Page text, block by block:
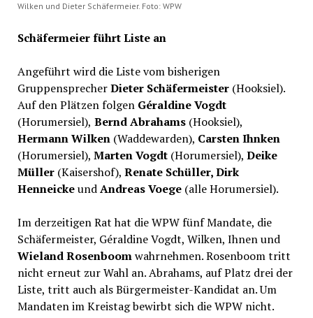
Wilken und Dieter Schäfermeier. Foto: WPW
Schäfermeier führt Liste an
Angeführt wird die Liste vom bisherigen
GruppensprecherDieter Schäfermeister(Hooksiel).
Auf den Plätzen folgen Géraldine Vogdt
(Horumersiel), Bernd Abrahams(Hooksiel),
Hermann Wilken (Waddewarden), Carsten Ihnken
(Horumersiel), Marten Vogdt(Horumersiel), Deike
Müller (Kaisershof), Renate Schüller, Dirk
HenneickeundAndreas Voege(alle Horumersiel).
Im derzeitigen Rat hat die WPW fünf Mandate, die
Schäfermeister, Géraldine Vogdt, Wilken, Ihnen und
Wieland Rosenboomwahrnehmen. Rosenboom tritt
nicht erneut zur Wahl an. Abrahams, auf Platz drei der
Liste, tritt auch als Bürgermeister-Kandidat an. Um
Mandaten im Kreistag bewirbt sich die WPW nicht.